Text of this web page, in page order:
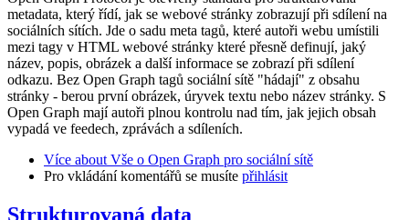
metadata, který řídí, jak se webové stránky zobrazují při sdílení na
sociálních sítích. Jde o sadu meta tagů, které autoři webu umístili
mezi tagy v HTML webové stránky které přesně definují, jaký
název, popis, obrázek a další informace se zobrazí při sdílení
odkazu. Bez Open Graph tagů sociální sítě "hádají" z obsahu
stránky - berou první obrázek, úryvek textu nebo název stránky. S
Open Graph mají autoři plnou kontrolu nad tím, jak jejich obsah
vypadá ve feedech, zprávách a sdíleních.
Více about Vše o Open Graph pro sociální sítě
Pro vkládání komentářů se musíte přihlásit
Strukturovaná data